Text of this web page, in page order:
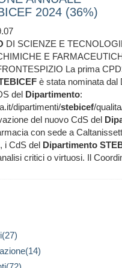
2024 (36%)
DI SCIENZE E
E
La prima
è stata nominata dal
del Dipartimento:
dipartimenti/stebicef/
del nuovo CdS del
con sede a
i CdS del Dipartimento
critici o virtuosi. Il